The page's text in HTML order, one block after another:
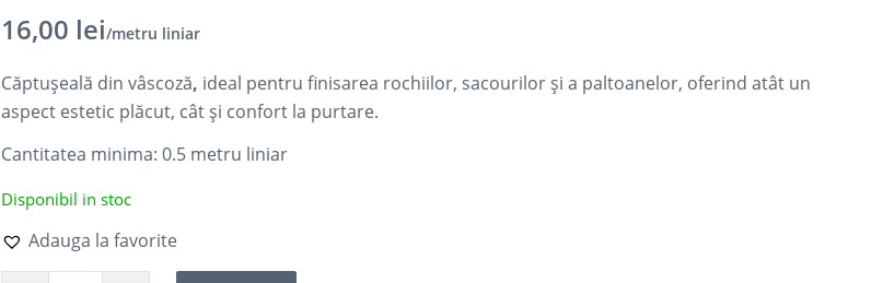
16,00 lei/metru liniar
Căptușeală din vâscoză, ideal pentru finisarea rochiilor, sacourilor și a paltoanelor, oferind atât un
aspect estetic plăcut, cât și confort la purtare.
Cantitatea minima: 0.5 metru liniar
Disponibil in stoc
Adauga la favorite